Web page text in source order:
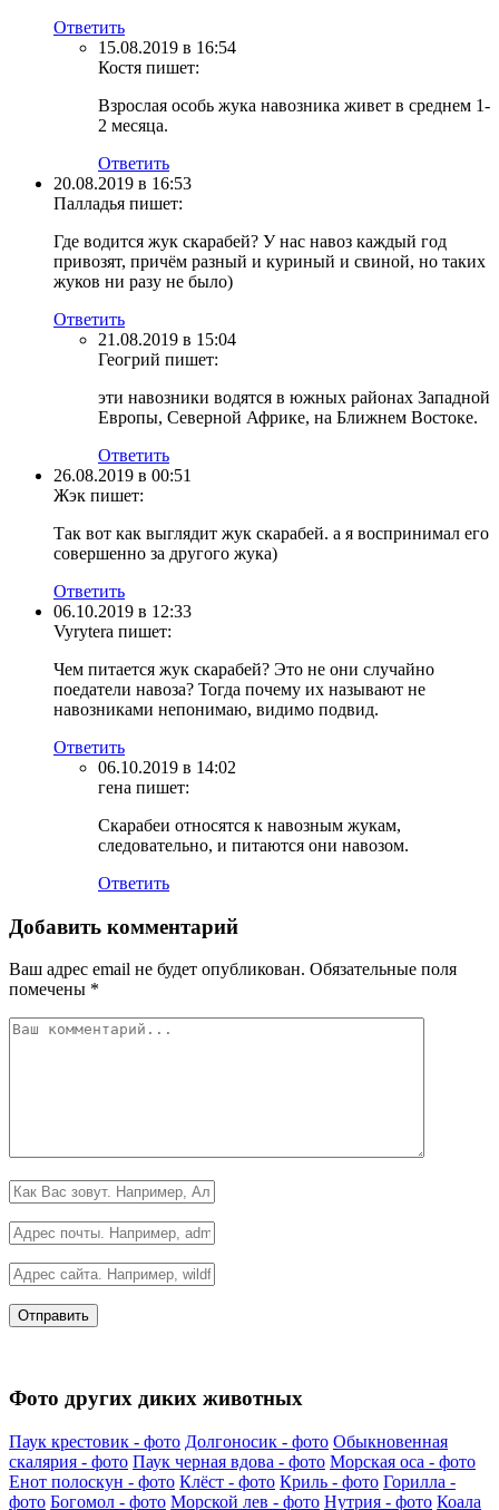
Ответить
15.08.2019 в 16:54
Костя пишет:
Взрослая особь жука навозника живет в среднем 1-
2 месяца.
Ответить
20.08.2019 в 16:53
Палладья пишет:
Где водится жук скарабей? У нас навоз каждый год
привозят, причём разный и куриный и свиной, но таких
жуков ни разу не было)
Ответить
21.08.2019 в 15:04
Геогрий пишет:
эти навозники водятся в южных районах Западной
Европы, Северной Африке, на Ближнем Востоке.
Ответить
26.08.2019 в 00:51
Жэк пишет:
Так вот как выглядит жук скарабей. а я воспринимал его
совершенно за другого жука)
Ответить
06.10.2019 в 12:33
Vyrytera пишет:
Чем питается жук скарабей? Это не они случайно
поедатели навоза? Тогда почему их называют не
навозниками непонимаю, видимо подвид.
Ответить
06.10.2019 в 14:02
гена пишет:
Скарабеи относятся к навозным жукам,
следовательно, и питаются они навозом.
Ответить
Добавить комментарий
Ваш адрес email не будет опубликован. Обязательные поля
помечены *
Фото других диких животных
Паук крестовик - фото Долгоносик - фото Обыкновенная
скалярия - фото Паук черная вдова - фото Морская оса - фото
Енот полоскун - фото Клёст - фото Криль - фото Горилла -
фото Богомол - фото Морской лев - фото Нутрия - фото Коала